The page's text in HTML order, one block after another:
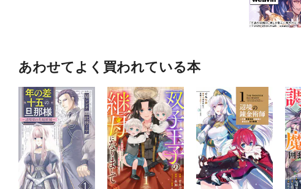
あわせてよく買われている本